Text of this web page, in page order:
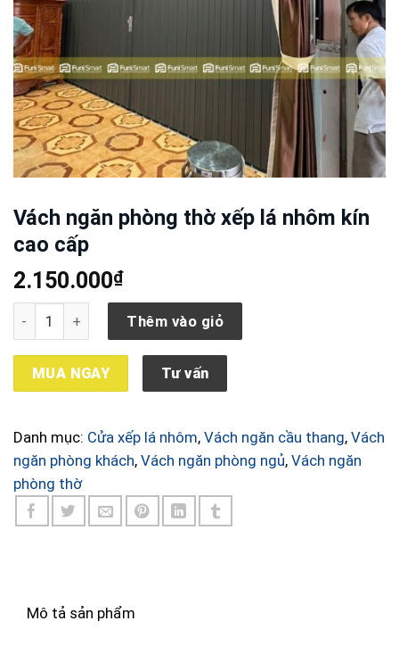
Vách ngăn phòng thờ xếp lá nhôm kín
cao cấp
2.150.000₫
Vách ngăn phòng thờ xếp lá nhôm kín cao cấp số lượng
Thêm vào giỏ
MUA NGAY Tư vấn
Danh mục: Cửa xếp lá nhôm, Vách ngăn cầu thang, Vách
ngăn phòng khách, Vách ngăn phòng ngủ, Vách ngăn
phòng thờ
Mô tả sản phẩm